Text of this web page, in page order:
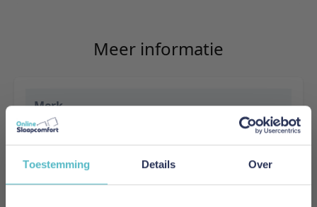
Toestemming Details Over
Meer informatie
Merk
Innovation Living
EAN